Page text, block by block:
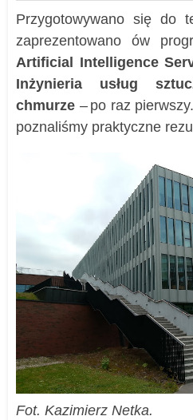
Przygotowywano się do
zaprezentowano ów
Artificial Intelligence
Inżynieria usług
chmurze – po raz
poznaliśmy praktyczne
Fot. Kazimierz Netka.